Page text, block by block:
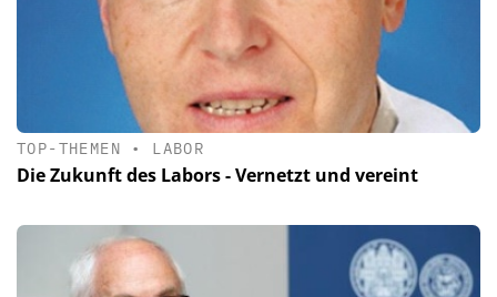
TOP-THEMEN • LABOR
Die Zukunft des Labors - Vernetzt und vereint